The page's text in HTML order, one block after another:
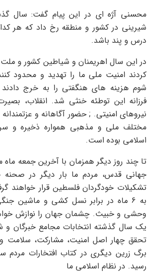
محسنی آژه ای در این پیام گفت: سال
شیرینی در کشور و منطقه رخ داد که هر
درس و پند باشد.
در این سال اهریمنان و شیاطین کشور و
کردند امنیت ملی ما را تهدید و محدود
شوم هزینه های هنگفتی را به خرج
فرزانه این توطئه خنثی شد. انقلاب،
نیروهای امنیتی. ; حضور آگاهانه و
مختلف ملی و مذهبی همواره ذخیره و
اسلامی بوده است.
تا چند روز دیگر همزمان با آخرین جمعه ماه
جهانی قدس، مردم ما بار دیگر در صحنه
تشکیلات خودگردان فلسطین قرار خواهند
به 6 ماه در برابر نسل کشی و ماشین
وحشی و خبیث. چشمان جهان را نوازش
یک سال گذشته انتخابات مجامع خبرگان و
تحقق چهار اصل امنیت، مشارکت، سلامت و
برگ زرین دیگری در کتاب افتخارات مردم
رسید. در نظام اسلامی ما